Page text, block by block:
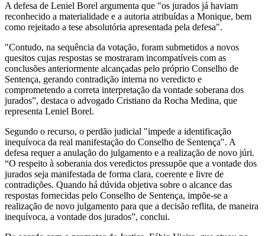
A defesa de Leniel Borel argumenta que "os jurados já haviam
reconhecido a materialidade e a autoria atribuídas a Monique, bem
como rejeitado a tese absolutória apresentada pela defesa".
"Contudo, na sequência da votação, foram submetidos a novos
quesitos cujas respostas se mostraram incompatíveis com as
conclusões anteriormente alcançadas pelo próprio Conselho de
Sentença, gerando contradição interna no veredicto e
comprometendo a correta interpretação da vontade soberana dos
jurados”, destaca o advogado Cristiano da Rocha Medina, que
representa Leniel Borel.
Segundo o recurso, o perdão judicial "impede a identificação
inequívoca da real manifestação do Conselho de Sentença". A
defesa requer a anulação do julgamento e a realização de novo júri.
“O respeito à soberania dos veredictos pressupõe que a vontade dos
jurados seja manifestada de forma clara, coerente e livre de
contradições. Quando há dúvida objetiva sobre o alcance das
respostas fornecidas pelo Conselho de Sentença, impõe-se a
realização de novo julgamento para que a decisão reflita, de maneira
inequívoca, a vontade dos jurados”, conclui.